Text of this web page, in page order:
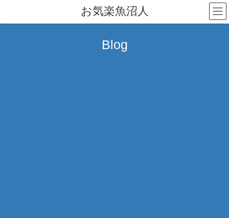
テ
ゲ
お気楽魚沼人
Blog